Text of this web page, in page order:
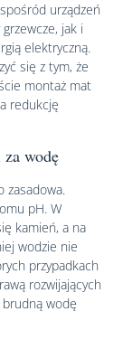
urządzeń
jak i
elektryczną.
się z tym, że
montaż mat
redukcję
wodę
zasadowa.
pH. W
kamień, a na
wodzie nie
przypadkach
rozwijających
wodę